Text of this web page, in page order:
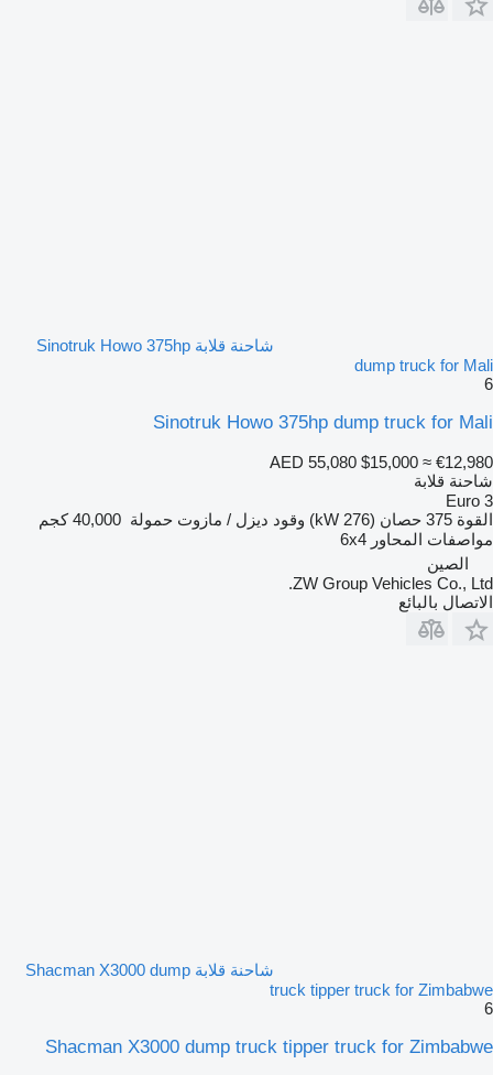
شاحنة قلابة Sinotruk Howo 375hp
dump truck for Mali
6
Sinotruk Howo 375hp dump truck for Mali
AED 55,080 $15,000 ≈ €12,980
شاحنة قلابة
Euro 3
القوة 375 حصان (276 kW) وقود ديزل / مازوت حمولة 40,000 كجم
مواصفات المحاور 6x4
الصين
ZW Group Vehicles Co., Ltd.
الاتصال بالبائع
شاحنة قلابة Shacman X3000 dump
truck tipper truck for Zimbabwe
6
Shacman X3000 dump truck tipper truck for Zimbabwe